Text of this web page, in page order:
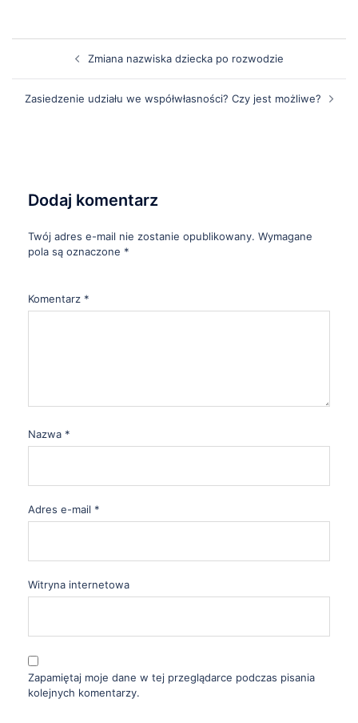
Zmiana nazwiska dziecka po rozwodzie
Zasiedzenie udziału we współwłasności? Czy jest możliwe?
Dodaj komentarz
Twój adres e-mail nie zostanie opublikowany. Wymagane
pola są oznaczone *
Komentarz *
Nazwa *
Adres e-mail *
Witryna internetowa
Zapamiętaj moje dane w tej przeglądarce podczas pisania
kolejnych komentarzy.